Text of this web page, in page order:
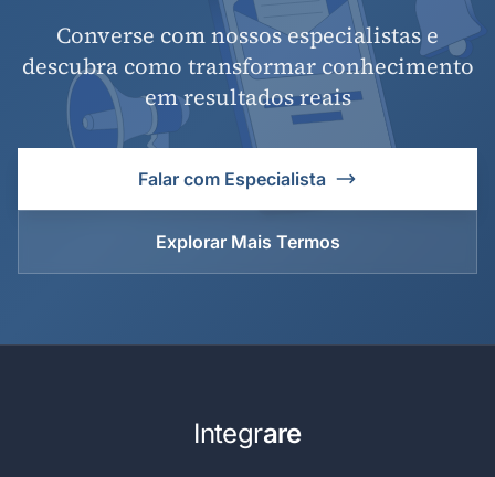
Converse com nossos especialistas e
descubra como transformar conhecimento
em resultados reais
Falar com Especialista
Explorar Mais Termos
Integrare